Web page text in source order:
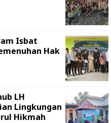
Isbat
Hak
LH
Lingkungan
Hikmah